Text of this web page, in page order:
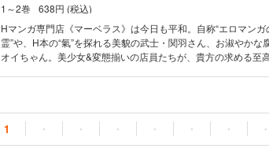
1～2巻
638円 (税込)
Hマンガ専門店《マーベラス》は今日も平和。自称“エロマンガ
霊”や、H本の“氣”を探れる美貌の武士・関羽さん、お淑やかな
オイちゃん。美少女&変態揃いの店員たちが、貴方の求める至
ルHラブコメOPEN!!
1 ・ ・ ・ ・ ・ ・ ・